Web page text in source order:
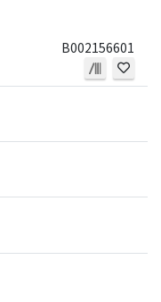
B002156601